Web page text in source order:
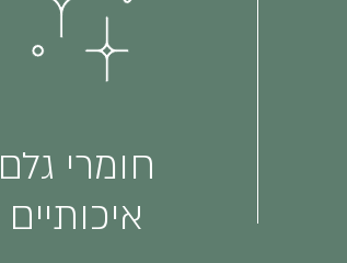
חומרי גלם
איכותיים